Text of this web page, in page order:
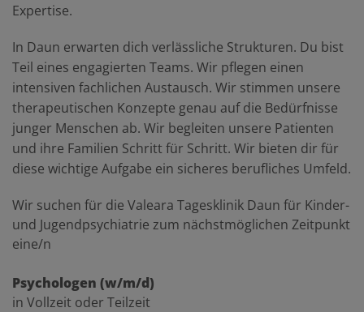
Expertise.
In Daun erwarten dich verlässliche Strukturen. Du bist
Teil eines engagierten Teams. Wir pflegen einen
intensiven fachlichen Austausch. Wir stimmen unsere
therapeutischen Konzepte genau auf die Bedürfnisse
junger Menschen ab. Wir begleiten unsere Patienten
und ihre Familien Schritt für Schritt. Wir bieten dir für
diese wichtige Aufgabe ein sicheres berufliches Umfeld.
Wir suchen für die Valeara Tagesklinik Daun für Kinder-
und Jugendpsychiatrie zum nächstmöglichen Zeitpunkt
eine/n
Psychologen (w/m/d)
in Vollzeit oder Teilzeit